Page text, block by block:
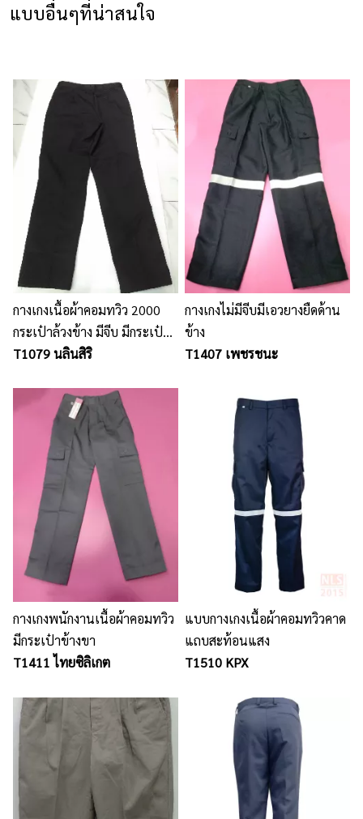
แบบอื่นๆที่น่าสนใจ
กางเกงเนื้อผ้าคอมทวิว 2000
กระเป๋าล้วงข้าง มีจีบ มีกระเป๋า
หลัง 1 ใบ
T1079 นลินสิริ
กางเกงไม่มีจีบมีเอวยางยืดด้าน
ข้าง
T1407 เพชรชนะ
กางเกงพนักงานเนื้อผ้าคอมทวิว
มีกระเป๋าข้างขา
T1411 ไทยซิลิเกต
แบบกางเกงเนื้อผ้าคอมทวิวคาด
แถบสะท้อนแสง
T1510 KPX